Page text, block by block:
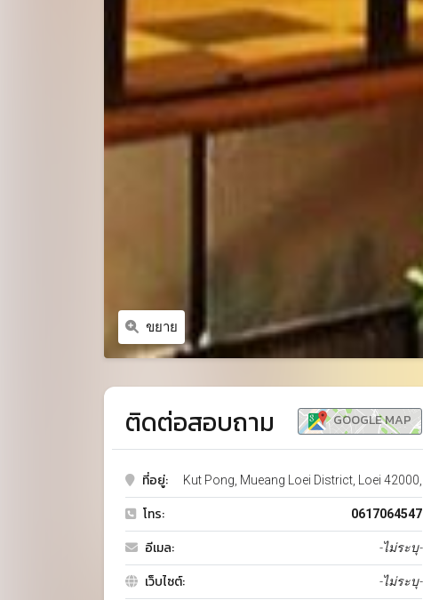
ขยาย
ติดต่อสอบถาม GOOGLE MAP
ที่อยู่: Kut Pong, Mueang Loei District, Loei 42000,
โทร: 0617064547
อีเมล: -ไม่ระบุ-
เว็บไซต์: -ไม่ระบุ-